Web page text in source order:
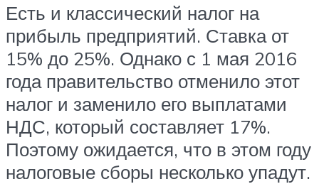
Есть и классический налог на
прибыль предприятий. Ставка от
15% до 25%. Однако с 1 мая 2016
года правительство отменило этот
налог и заменило его выплатами
НДС, который составляет 17%.
Поэтому ожидается, что в этом году
налоговые сборы несколько упадут.